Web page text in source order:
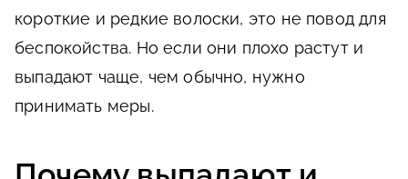
короткие и редкие волоски, это не повод для
беспокойства. Но если они плохо растут и
выпадают чаще, чем обычно, нужно
принимать меры.